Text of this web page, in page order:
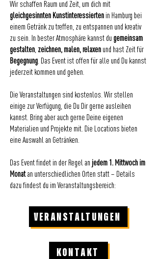
Wir schaffen Raum und Zeit, um dich mit
gleichgesinnten Kunstinteressierten in Hamburg bei
einem Getränk zu treffen, zu entspannen und kreativ
zu sein. In bester Atmosphäre kannst du gemeinsam
gestalten, zeichnen, malen, relaxen und hast Zeit für
Begegnung. Das Event ist offen für alle und Du kannst
jederzeit kommen und gehen.
Die Veranstaltungen sind kostenlos. Wir stellen
einige zur Verfügung, die Du Dir gerne ausleihen
kannst. Bring aber auch gerne Deine eigenen
Materialien und Projekte mit. Die Locations bieten
eine Auswahl an Getränken.
Das Event findet in der Regel an jedem 1. Mittwoch im
Monatan unterschiedlichen Orten statt – Details
dazu findest du im Veranstaltungsbereich:
VERANSTALTUNGEN
KONTAKT